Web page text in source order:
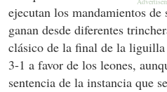
ejecutan los mandamientos
ganan desde diferentes
clásico de la final de la liguilla
3-1 a favor de los leones,
sentencia de la instancia que